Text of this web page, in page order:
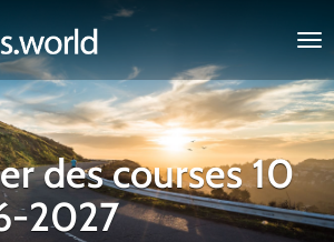
marathons.world
des courses 10
2027